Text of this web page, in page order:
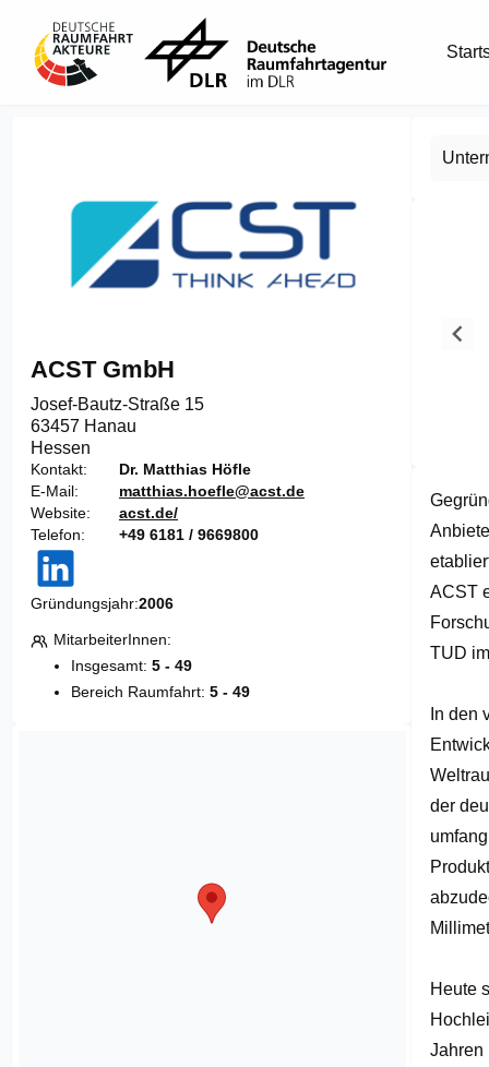
ACST GmbH
Josef-Bautz-Straße 15
63457 Hanau
Hessen
Kontakt
Dr. Matthias Höfle
E-Mail
matthias.hoefle@acst.de
Website
acst.de/
Telefon
+49 6181 / 9669800
Gründungsjahr 2006
MitarbeiterInnen
Insgesamt: 5 - 49
Bereich Raumfahrt: 5 - 49
of
3
ACST
TUD
In den
der
Heute
Jahren